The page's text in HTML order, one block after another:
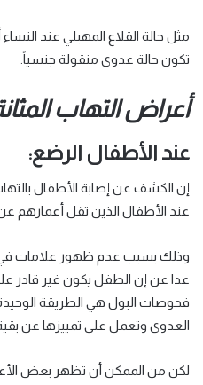
مثل حالة القلاع المهبلي عند النساء
تكون حالة عدوى منقولة جنسياً.
أعراض التهاب
عند الأطفال الرضع:
إن الكشف عن إصابة الأطفال
عند الأطفال الذين تقل أعمارهم
وذلك بسبب عدم ظهور علامات في
عدا عن إن الطفل يكون غير قادر
فحوصات البول هي الطريقة
العدوى وتعمل على تمييزها عن بقية
لكن من الممكن أن تظهر بعض